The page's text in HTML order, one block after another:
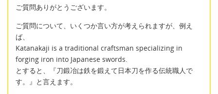
ご質問ありがとうございます。
ご質問について、いくつか言い方が考えられますが、例え
ば、
Katanakaji is a traditional craftsman specializing in
forging iron into Japanese swords.
とすると、『刀鍛冶は鉄を鍛えて日本刀を作る伝統職人で
す。』と言えます。